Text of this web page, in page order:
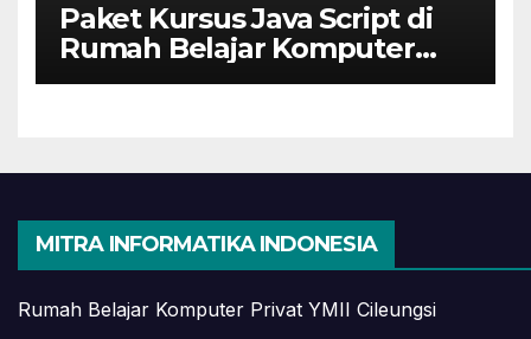
Paket Kursus Java Script di
Rumah Belajar Komputer
YMII Cileungsi
MITRA INFORMATIKA INDONESIA
Rumah Belajar Komputer Privat YMII Cileungsi